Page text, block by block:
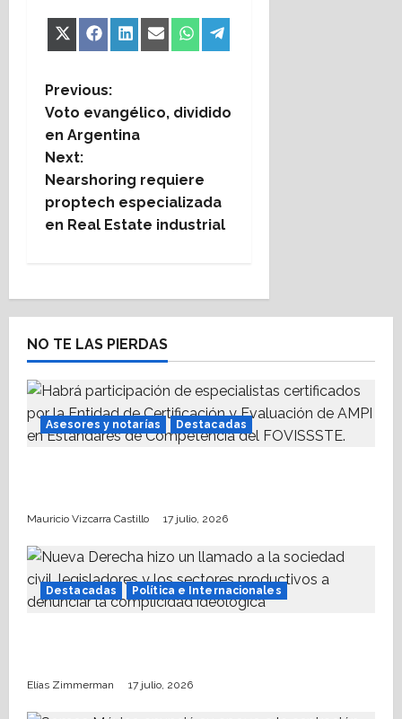
Share
X
Share
Facebook
Share
LinkedIn
Share
EmailShare
WhatsApp
Share
Telegram
P
o
s
t
v
i
g
a
i
o
n
Previous:
Voto evangélico, dividido
en Argentina
Next:
Nearshoring requiere
proptech especializada
en Real Estate industrial
NO TE LAS PIERDAS
Asesores y notarías Destacadas
Mauricio Vizcarra Castillo 17 julio, 2026
Destacadas Política e Internacionales
Elías Zimmerman 17 julio, 2026